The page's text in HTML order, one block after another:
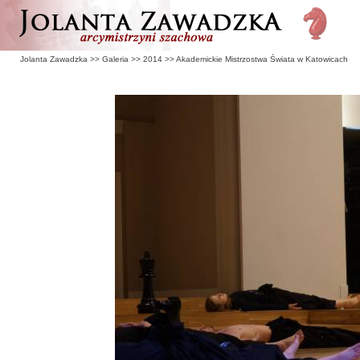
Jolanta Zawadzka >> Galeria >> 2014 >>Akademickie Mistrzostwa Świata w Katowicach